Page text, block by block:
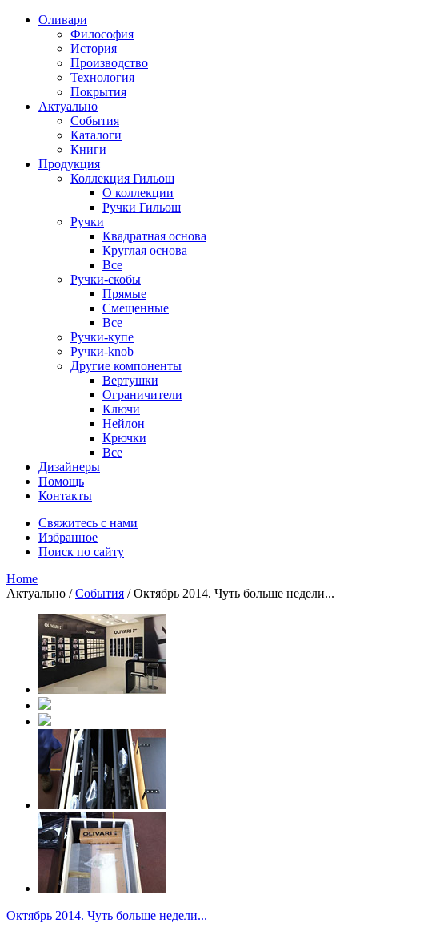
Оливари
Философия
История
Производство
Технология
Покрытия
Актуально
События
Каталоги
Книги
Продукция
Коллекция Гильош
О коллекции
Ручки Гильош
Ручки
Квадратная основа
Круглая основа
Все
Ручки-скобы
Прямые
Смещенные
Все
Ручки-купе
Ручки-knob
Другие компоненты
Вертушки
Ограничители
Ключи
Нейлон
Крючки
Все
Дизайнеры
Помощь
Контакты
Свяжитесь с нами
Избранное
Поиск по сайту
Home
Актуально /События /Октябрь 2014. Чуть больше недели...
Октябрь 2014. Чуть больше недели...